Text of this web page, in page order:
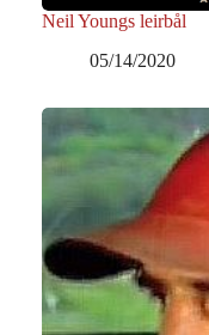
Neil Youngs leirbål
05/14/2020